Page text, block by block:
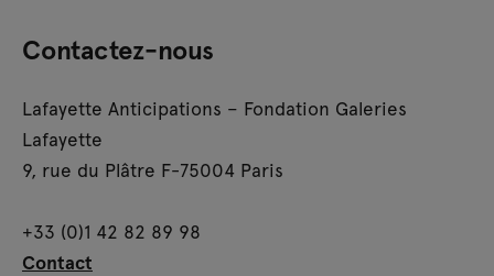
Contactez-nous
Lafayette Anticipations – Fondation Galeries
Lafayette
9, rue du Plâtre F-75004 Paris
+33 (0)1 42 82 89 98
Contact